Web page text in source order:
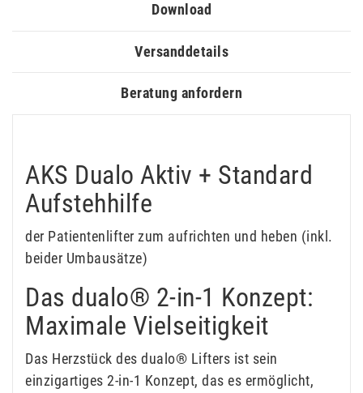
Download
Versanddetails
Beratung anfordern
AKS Dualo Aktiv + Standard
Aufstehhilfe
der Patientenlifter zum aufrichten und heben (inkl.
beider Umbausätze)
Das dualo® 2-in-1 Konzept:
Maximale Vielseitigkeit
Das Herzstück des dualo® Lifters ist sein
einzigartiges 2-in-1 Konzept, das es ermöglicht,